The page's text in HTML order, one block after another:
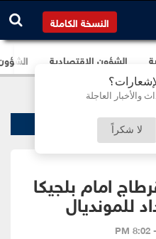
والأخبار العاجلة
لا شكراً
النسخة الكاملة
الشؤون الإقتصادية
امام بلجيكا
للمونديال